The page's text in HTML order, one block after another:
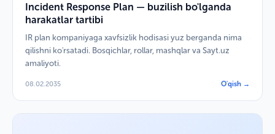
Incident Response Plan — buzilish bo'lganda
harakatlar tartibi
IR plan kompaniyaga xavfsizlik hodisasi yuz berganda nima
qilishni ko'rsatadi. Bosqichlar, rollar, mashqlar va Sayt.uz
amaliyoti.
08.02.2035 O'qish →